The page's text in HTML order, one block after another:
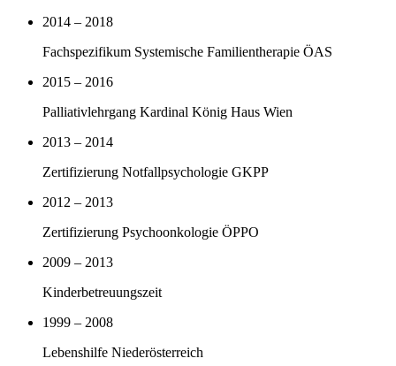
2014 – 2018
Fachspezifikum Systemische Familientherapie ÖAS
2015 – 2016
Palliativlehrgang Kardinal König Haus Wien
2013 – 2014
Zertifizierung Notfallpsychologie GKPP
2012 – 2013
Zertifizierung Psychoonkologie ÖPPO
2009 – 2013
Kinderbetreuungszeit
1999 – 2008
Lebenshilfe Niederösterreich